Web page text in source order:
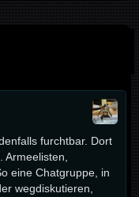
furchtbar. Dort
eine Chatgruppe, in
wegdiskutieren,